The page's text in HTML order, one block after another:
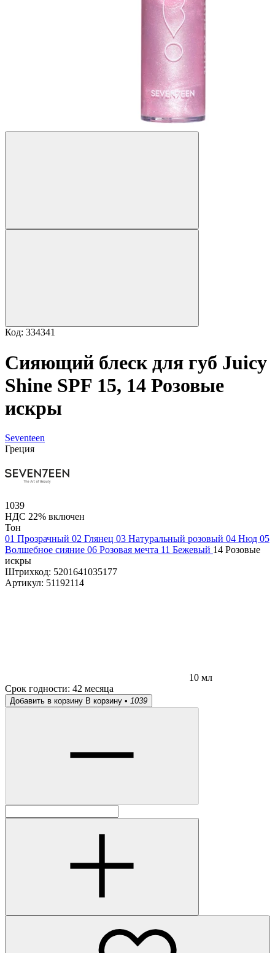
Код: 334341
Сияющий блеск для губ Juicy
Shine SPF 15, 14 Розовые
искры
Seventeen
Греция
1039
НДС 22% включен
Тон
01 Прозрачный 02 Глянец 03 Натуральный розовый 04 Нюд 05
Волшебное сияние 06 Розовая мечта 11 Бежевый 14 Розовые
искры
Штрихкод: 5201641035177
Артикул: 51192114
10 мл
Срок годности: 42 месяца
Добавить в корзину В корзину • 1039